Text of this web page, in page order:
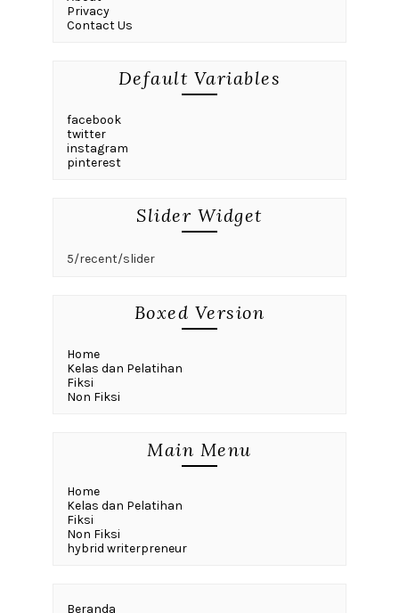
Privacy
Contact Us
Default Variables
facebook
twitter
instagram
pinterest
Slider Widget
5/recent/slider
Boxed Version
Home
Kelas dan Pelatihan
Fiksi
Non Fiksi
Main Menu
Home
Kelas dan Pelatihan
Fiksi
Non Fiksi
hybrid writerpreneur
Beranda